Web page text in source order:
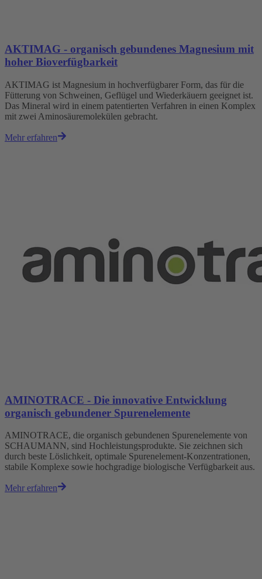
AKTIMAG - organisch gebundenes Magnesium mit
hoher Bioverfügbarkeit
AKTIMAG ist Magnesium in hochverfügbarer Form, das für die
Fütterung von Schweinen, Geflügel und Wiederkäuern geeignet ist.
Das Mineral wird in einem patentierten Verfahren in einen Komplex
mit zwei Aminosäuremolekülen gebracht.
Mehr erfahren
AMINOTRACE - Die innovative Entwicklung
organisch gebundener Spurenelemente
AMINOTRACE, die organisch gebundenen Spurenelemente von
SCHAUMANN, sind Hochleistungsprodukte. Sie zeichnen sich
durch beste Löslichkeit, optimale Spurenelement-Konzentrationen,
stabile Komplexe sowie hochgradige biologische Verfügbarkeit aus.
Mehr erfahren